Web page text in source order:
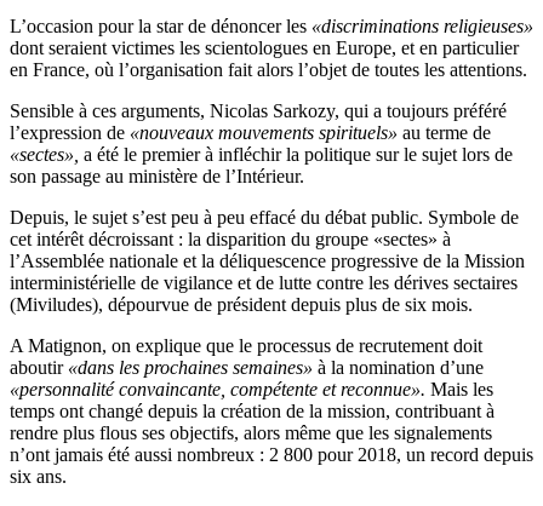
L’occasion pour la star de dénoncer les «discriminations religieuses»
dont seraient victimes les scientologues en Europe, et en particulier
en France, où l’organisation fait alors l’objet de toutes les attentions.
Sensible à ces arguments, Nicolas Sarkozy, qui a toujours préféré
l’expression de «nouveaux mouvements spirituels» au terme de
«sectes», a été le premier à infléchir la politique sur le sujet lors de
son passage au ministère de l’Intérieur.
Depuis, le sujet s’est peu à peu effacé du débat public. Symbole de
cet intérêt décroissant : la disparition du groupe «sectes» à
l’Assemblée nationale et la déliquescence progressive de la Mission
interministérielle de vigilance et de lutte contre les dérives sectaires
(Miviludes), dépourvue de président depuis plus de six mois.
A Matignon, on explique que le processus de recrutement doit
aboutir «dans les prochaines semaines» à la nomination d’une
«personnalité convaincante, compétente et reconnue». Mais les
temps ont changé depuis la création de la mission, contribuant à
rendre plus flous ses objectifs, alors même que les signalements
n’ont jamais été aussi nombreux : 2 800 pour 2018, un record depuis
six ans.